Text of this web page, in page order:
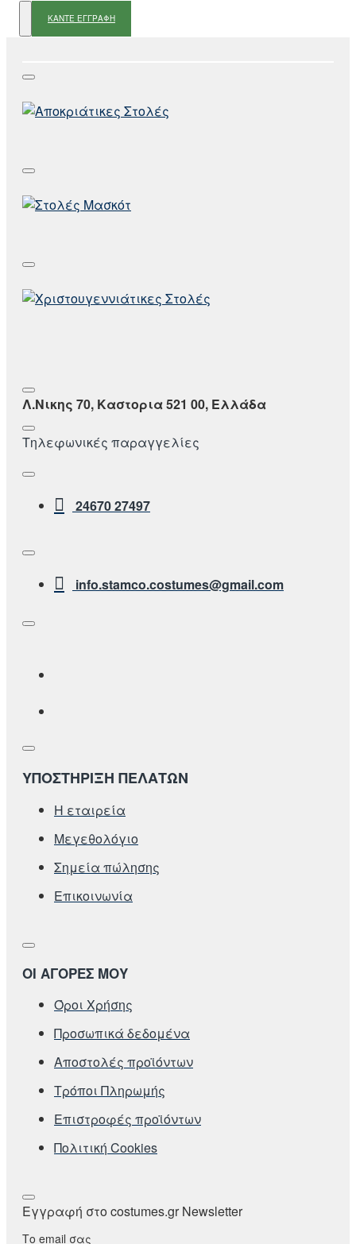
ΚΑΝΤΕ ΕΓΓΡΑΦΗ
Λ.Νικης 70, Καστορια 521 00, Ελλάδα
Τηλεφωνικές παραγγελίες
24670 27497
info.stamco.costumes@gmail.com
ΥΠΟΣΤΗΡΙΞΗ ΠΕΛΑΤΩΝ
Η εταιρεία
Μεγεθολόγιο
Σημεία πώλησης
Επικοινωνία
ΟΙ ΑΓΟΡΕΣ ΜΟΥ
Όροι Χρήσης
Προσωπικά δεδομένα
Αποστολές προϊόντων
Τρόποι Πληρωμής
Επιστροφές προϊόντων
Πολιτική Cookies
Εγγραφή στο costumes.gr Newsletter
Το email σας